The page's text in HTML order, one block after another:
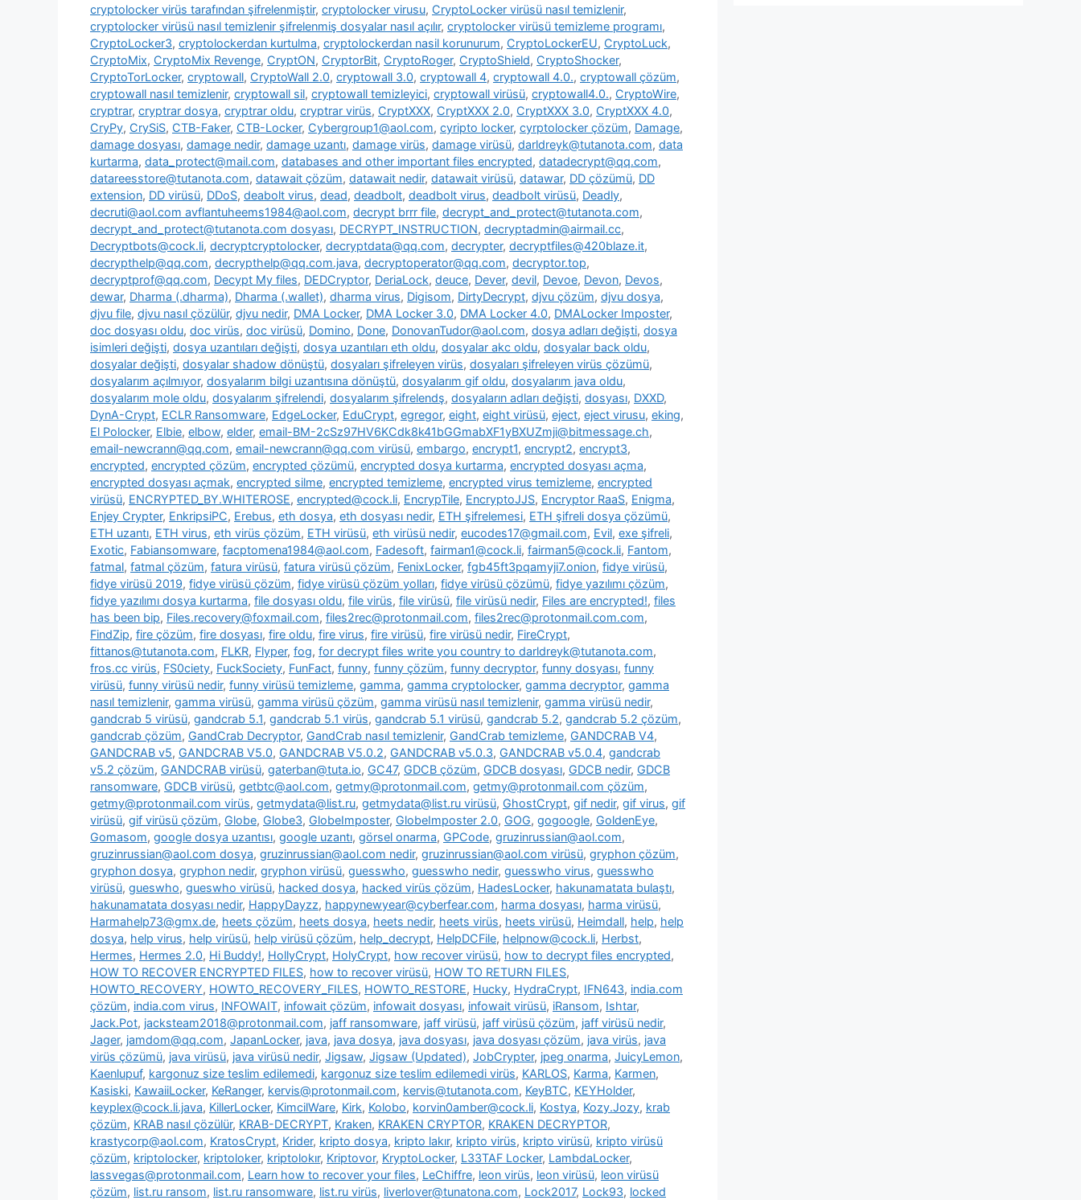
cryptolocker virüs tarafından şifrelenmiştir, cryptolocker virusu, CryptoLocker virüsü nasıl temizlenir,
cryptolocker virüsü nasıl temizlenir şifrelenmiş dosyalar nasıl açılır, cryptolocker virüsü temizleme programı,
CryptoLocker3, cryptolockerdan kurtulma, cryptolockerdan nasil korunurum, CryptoLockerEU, CryptoLuck,
CryptoMix, CryptoMix Revenge, CryptON, CryptorBit, CryptoRoger, CryptoShield, CryptoShocker,
CryptoTorLocker, cryptowall, CryptoWall 2.0, cryptowall 3.0, cryptowall 4, cryptowall 4.0., cryptowall çözüm,
cryptowall nasıl temizlenir, cryptowall sil, cryptowall temizleyici, cryptowall virüsü, cryptowall4.0., CryptoWire,
cryptrar, cryptrar dosya, cryptrar oldu, cryptrar virüs, CryptXXX, CryptXXX 2.0, CryptXXX 3.0, CryptXXX 4.0,
CryPy, CrySiS, CTB-Faker, CTB-Locker, Cybergroup1@aol.com, cyripto locker, cyrptolocker çözüm, Damage,
damage dosyası, damage nedir, damage uzantı, damage virüs, damage virüsü, darldreyk@tutanota.com, data
kurtarma, data_protect@mail.com, databases and other important files encrypted, datadecrypt@qq.com,
datareesstore@tutanota.com, datawait çözüm, datawait nedir, datawait virüsü, datawar, DD çözümü, DD
extension, DD virüsü, DDoS, deabolt virus, dead, deadbolt, deadbolt virus, deadbolt virüsü, Deadly,
decruti@aol.com avflantuheems1984@aol.com, decrypt brrr file, decrypt_and_protect@tutanota.com,
decrypt_and_protect@tutanota.com dosyası, DECRYPT_INSTRUCTION, decryptadmin@airmail.cc,
Decryptbots@cock.li, decryptcryptolocker, decryptdata@qq.com, decrypter, decryptfiles@420blaze.it,
decrypthelp@qq.com, decrypthelp@qq.com.java, decryptoperator@qq.com, decryptor.top,
decryptprof@qq.com, Decypt My files, DEDCryptor, DeriaLock, deuce, Dever, devil, Devoe, Devon, Devos,
dewar, Dharma (.dharma), Dharma (.wallet), dharma virus, Digisom, DirtyDecrypt, djvu çözüm, djvu dosya,
djvu file, djvu nasıl çözülür, djvu nedir, DMA Locker, DMA Locker 3.0, DMA Locker 4.0, DMALocker Imposter,
doc dosyası oldu, doc virüs, doc virüsü, Domino, Done, DonovanTudor@aol.com, dosya adları değişti, dosya
isimleri değişti, dosya uzantıları değişti, dosya uzantıları eth oldu, dosyalar akc oldu, dosyalar back oldu,
dosyalar değişti, dosyalar shadow dönüştü, dosyaları şifreleyen virüs, dosyaları şifreleyen virüs çözümü,
dosyalarım açılmıyor, dosyalarım bilgi uzantısına dönüştü, dosyalarım gif oldu, dosyalarım java oldu,
dosyalarım mole oldu, dosyalarım şifrelendi, dosyalarım şifrelendş, dosyaların adları değişti, dosyası, DXXD,
DynA-Crypt, ECLR Ransomware, EdgeLocker, EduCrypt, egregor, eight, eight virüsü, eject, eject virusu, eking,
El Polocker, Elbie, elbow, elder, email-BM-2cSz97HV6KCdk8k41bGGmabXF1yBXUZmji@bitmessage.ch,
email-newcrann@qq.com, email-newcrann@qq.com virüsü, embargo, encrypt1, encrypt2, encrypt3,
encrypted, encrypted çözüm, encrypted çözümü, encrypted dosya kurtarma, encrypted dosyası açma,
encrypted dosyası açmak, encrypted silme, encrypted temizleme, encrypted virus temizleme, encrypted
virüsü, ENCRYPTED_BY.WHITEROSE, encrypted@cock.li, EncrypTile, EncryptoJJS, Encryptor RaaS, Enigma,
Enjey Crypter, EnkripsiPC, Erebus, eth dosya, eth dosyası nedir, ETH şifrelemesi, ETH şifreli dosya çözümü,
ETH uzantı, ETH virus, eth virüs çözüm, ETH virüsü, eth virüsü nedir, eucodes17@gmail.com, Evil, exe şifreli,
Exotic, Fabiansomware, facptomena1984@aol.com, Fadesoft, fairman1@cock.li, fairman5@cock.li, Fantom,
fatmal, fatmal çözüm, fatura virüsü, fatura virüsü çözüm, FenixLocker, fgb45ft3pqamyji7.onion, fidye virüsü,
fidye virüsü 2019, fidye virüsü çözüm, fidye virüsü çözüm yolları, fidye virüsü çözümü, fidye yazılımı çözüm,
fidye yazılımı dosya kurtarma, file dosyası oldu, file virüs, file virüsü, file virüsü nedir, Files are encrypted!, files
has been bip, Files.recovery@foxmail.com, files2rec@protonmail.com, files2rec@protonmail.com.com,
FindZip, fire çözüm, fire dosyası, fire oldu, fire virus, fire virüsü, fire virüsü nedir, FireCrypt,
fittanos@tutanota.com, FLKR, Flyper, fog, for decrypt files write you country to darldreyk@tutanota.com,
fros.cc virüs, FS0ciety, FuckSociety, FunFact, funny, funny çözüm, funny decryptor, funny dosyası, funny
virüsü, funny virüsü nedir, funny virüsü temizleme, gamma, gamma cryptolocker, gamma decryptor, gamma
nasıl temizlenir, gamma virüsü, gamma virüsü çözüm, gamma virüsü nasıl temizlenir, gamma virüsü nedir,
gandcrab 5 virüsü, gandcrab 5.1, gandcrab 5.1 virüs, gandcrab 5.1 virüsü, gandcrab 5.2, gandcrab 5.2 çözüm,
gandcrab çözüm, GandCrab Decryptor, GandCrab nasıl temizlenir, GandCrab temizleme, GANDCRAB V4,
GANDCRAB v5, GANDCRAB V5.0, GANDCRAB V5.0.2, GANDCRAB v5.0.3, GANDCRAB v5.0.4, gandcrab
v5.2 çözüm, GANDCRAB virüsü, gaterban@tuta.io, GC47, GDCB çözüm, GDCB dosyası, GDCB nedir, GDCB
ransomware, GDCB virüsü, getbtc@aol.com, getmy@protonmail.com, getmy@protonmail.com çözüm,
getmy@protonmail.com virüs, getmydata@list.ru, getmydata@list.ru virüsü, GhostCrypt, gif nedir, gif virus, gif
virüsü, gif virüsü çözüm, Globe, Globe3, GlobeImposter, GlobeImposter 2.0, GOG, gogoogle, GoldenEye,
Gomasom, google dosya uzantısı, google uzantı, görsel onarma, GPCode, gruzinrussian@aol.com,
gruzinrussian@aol.com dosya, gruzinrussian@aol.com nedir, gruzinrussian@aol.com virüsü, gryphon çözüm,
gryphon dosya, gryphon nedir, gryphon virüsü, guesswho, guesswho nedir, guesswho virus, guesswho
virüsü, gueswho, gueswho virüsü, hacked dosya, hacked virüs çözüm, HadesLocker, hakunamatata bulaştı,
hakunamatata dosyası nedir, HappyDayzz, happynewyear@cyberfear.com, harma dosyası, harma virüsü,
Harmahelp73@gmx.de, heets çözüm, heets dosya, heets nedir, heets virüs, heets virüsü, Heimdall, help, help
dosya, help virus, help virüsü, help virüsü çözüm, help_decrypt, HelpDCFile, helpnow@cock.li, Herbst,
Hermes, Hermes 2.0, Hi Buddy!, HollyCrypt, HolyCrypt, how recover virüsü, how to decrypt files encrypted,
HOW TO RECOVER ENCRYPTED FILES, how to recover virüsü, HOW TO RETURN FILES,
HOWTO_RECOVERY, HOWTO_RECOVERY_FILES, HOWTO_RESTORE, Hucky, HydraCrypt, IFN643, india.com
çözüm, india.com virus, INFOWAIT, infowait çözüm, infowait dosyası, infowait virüsü, iRansom, Ishtar,
Jack.Pot, jacksteam2018@protonmail.com, jaff ransomware, jaff virüsü, jaff virüsü çözüm, jaff virüsü nedir,
Jager, jamdom@qq.com, JapanLocker, java, java dosya, java dosyası, java dosyası çözüm, java virüs, java
virüs çözümü, java virüsü, java virüsü nedir, Jigsaw, Jigsaw (Updated), JobCrypter, jpeg onarma, JuicyLemon,
Kaenlupuf, kargonuz size teslim edilemedi, kargonuz size teslim edilemedi virüs, KARLOS, Karma, Karmen,
Kasiski, KawaiiLocker, KeRanger, kervis@protonmail.com, kervis@tutanota.com, KeyBTC, KEYHolder,
keyplex@cock.li.java, KillerLocker, KimcilWare, Kirk, Kolobo, korvin0amber@cock.li, Kostya, Kozy.Jozy, krab
çözüm, KRAB nasıl çözülür, KRAB-DECRYPT, Kraken, KRAKEN CRYPTOR, KRAKEN DECRYPTOR,
krastycorp@aol.com, KratosCrypt, Krider, kripto dosya, kripto lakır, kripto virüs, kripto virüsü, kripto virüsü
çözüm, kriptolocker, kriptoloker, kriptolokır, Kriptovor, KryptoLocker, L33TAF Locker, LambdaLocker,
lassvegas@protonmail.com, Learn how to recover your files, LeChiffre, leon virüs, leon virüsü, leon virüsü
çözüm, list.ru ransom, list.ru ransomware, list.ru virüs, liverlover@tunatona.com, Lock2017, Lock93, locked